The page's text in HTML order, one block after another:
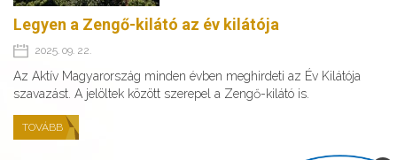
Legyen a Zengő-kilátó az év kilátója
2025. 09. 22.
Az Aktív Magyarország minden évben meghirdeti az Év Kilátója
szavazást. A jelöltek között szerepel a Zengő-kilátó is.
TOVÁBB